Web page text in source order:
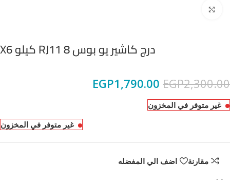
درج كاشير يو بوس RJ11 8 كيلو X6
EGP2,300.00
EGP1,790.00
غير متوفر في المخزون
غير متوفر في المخزون
مقارنة اضف الي المفضله